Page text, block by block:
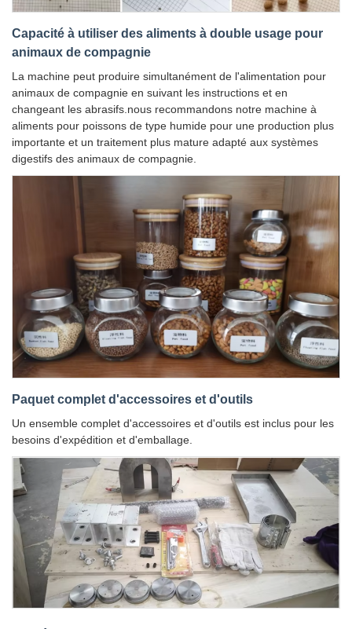
Capacité à utiliser des aliments à double usage pour
animaux de compagnie
La machine peut produire simultanément de l'alimentation pour
animaux de compagnie en suivant les instructions et en
changeant les abrasifs.nous recommandons notre machine à
aliments pour poissons de type humide pour une production plus
importante et un traitement plus mature adapté aux systèmes
digestifs des animaux de compagnie.
Paquet complet d'accessoires et d'outils
Un ensemble complet d'accessoires et d'outils est inclus pour les
besoins d'expédition et d'emballage.